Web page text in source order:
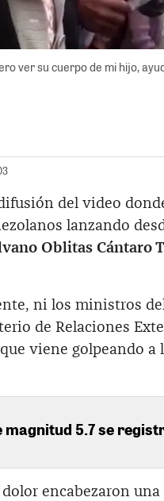
ver su cuerpo de mi hijo,
del video
lanzando
Oblitas Cántaro
ni los ministros
de Relaciones
viene golpeando a
5.7 se
encabezaron